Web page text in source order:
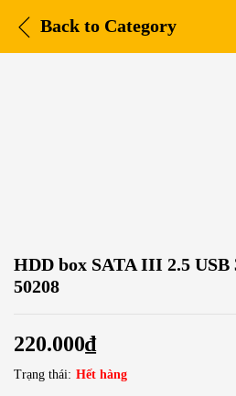
Back to Category
HDD box SATA III 2.5 USB
50208
220.000₫
Trạng thái: Hết hàng